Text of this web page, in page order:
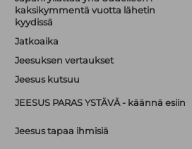
kaksikymmentä vuotta lähetin
kyydissä
Jatkoaika
Jeesuksen vertaukset
Jeesus kutsuu
JEESUS PARAS YSTÄVÄ - käännä esiin
Jeesus tapaa ihmisiä